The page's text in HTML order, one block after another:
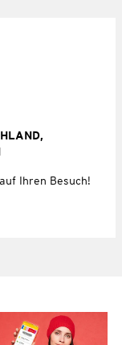
Ihren Besuch!